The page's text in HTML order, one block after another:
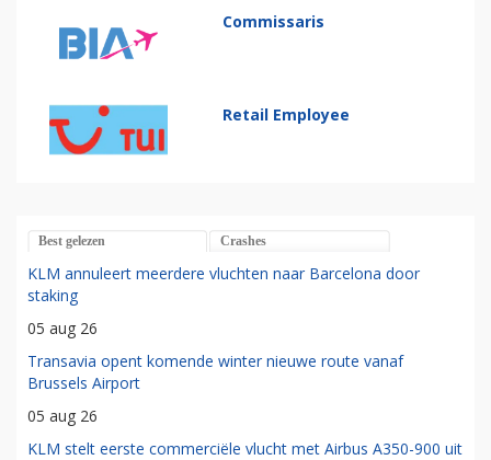
Commissaris
Retail Employee
Best gelezen Crashes
KLM annuleert meerdere vluchten naar Barcelona door
staking
05 aug 26
Transavia opent komende winter nieuwe route vanaf
Brussels Airport
05 aug 26
KLM stelt eerste commerciële vlucht met Airbus A350-900 uit